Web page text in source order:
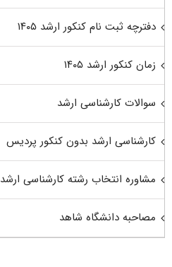
دفترچه ثبت نام کنکور ارشد ۱۴۰۵
زمان کنکور ارشد ۱۴۰۵
سوالات کارشناسی ارشد
کارشناسی ارشد بدون کنکور پردیس
مشاوره انتخاب رشته کارشناسی ارشد
مصاحبه دانشگاه شاهد